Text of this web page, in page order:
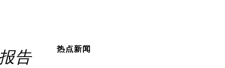
告 热点新闻